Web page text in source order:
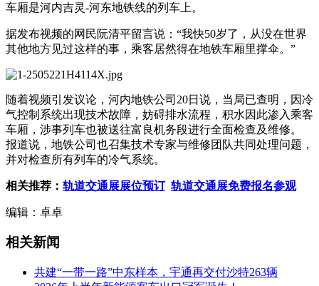
车厢是河内吉灵-河东地铁线的列车上。
据发布视频的网民阮清平留言说：“我快50岁了，从没在世界
其他地方见过这样的事，乘客居然得在地铁车厢里撑伞。”
随着视频引发议论，河内地铁公司20日说，当局已查明，因冷
气控制系统出现技术故障，妨碍排水流程，积水因此渗入乘客
车厢，涉事列车也被送往富良机务段进行全面检查及维修。
报道说，地铁公司也召集技术专家与维修团队共同处理问题，
并对检查所有列车的冷气系统。
相关推荐： 轨道交通展展位预订 轨道交通展免费报名参观
编辑：卓卓
相关新闻
共建“一带一路”中东样本，宇通再交付沙特263辆